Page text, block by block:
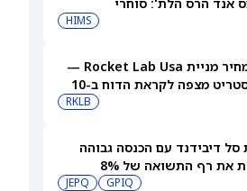
האופציות נערכים לתנועה של 14.5%HIMS
תחזית מחיר מניית Rocket Lab Usa —
מה וול סטריט מצפה לקראת הדוח ב-10
RKLB
סל דיבידנד עם הכנסה גבוהה
את רף התשואה של 8%
GPIQ
JEPQ